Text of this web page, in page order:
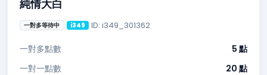
純情大白
一對多等待中 i349 ID: i349_301362
一對多點數
5 點
一對一點數
20 點